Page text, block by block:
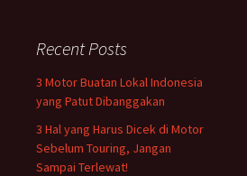
Recent Posts
3 Motor Buatan Lokal Indonesia
yang Patut Dibanggakan
3 Hal yang Harus Dicek di Motor
Sebelum Touring, Jangan
Sampai Terlewat!